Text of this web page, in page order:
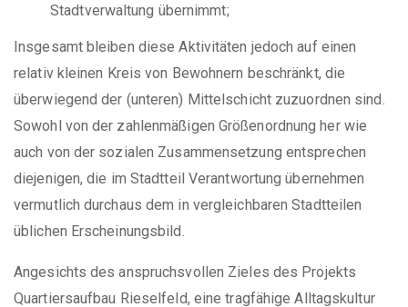
Stadtverwaltung übernimmt;
Insgesamt bleiben diese Aktivitäten jedoch auf einen
relativ kleinen Kreis von Bewohnern beschränkt, die
überwiegend der (unteren) Mittelschicht zuzuordnen sind.
Sowohl von der zahlenmäßigen Größenordnung her wie
auch von der sozialen Zusammensetzung entsprechen
diejenigen, die im Stadtteil Verantwortung übernehmen
vermutlich durchaus dem in vergleichbaren Stadtteilen
üblichen Erscheinungsbild.
Angesichts des anspruchsvollen Zieles des Projekts
Quartiersaufbau Rieselfeld, eine tragfähige Alltagskultur